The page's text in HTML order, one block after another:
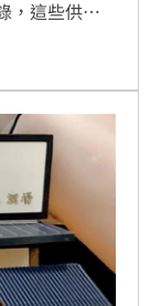
，這些供品